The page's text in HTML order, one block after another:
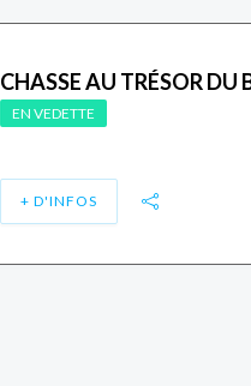
CHASSE AU TRÉSOR DU
EN VEDETTE
+ D'INFOS